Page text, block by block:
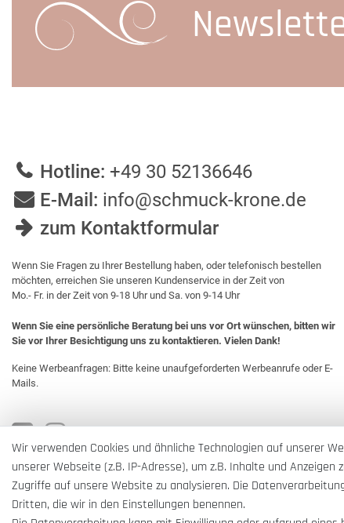
Hotline: +49 30 52136646
E-Mail: info@schmuck-krone.de
zum Kontaktformular
Wenn Sie Fragen zu Ihrer Bestellung haben, oder telefonisch bestellen
möchten, erreichen Sie unseren Kundenservice in der Zeit von
Mo.- Fr. in der Zeit von 9-18 Uhr und Sa. von 9-14 Uhr
Wenn Sie eine persönliche Beratung bei uns vor Ort wünschen, bitten wir
Sie vor Ihrer Besichtigung uns zu kontaktieren. Vielen Dank!
Keine Werbeanfragen: Bitte keine unaufgeforderten Werbeanrufe oder E-
Mails.
Wir verwenden Cookies und ähnliche Technologien auf unserer
unserer Webseite (z.B. IP-Adresse), um z.B. Inhalte und
Zugriffe auf unsere Website zu analysieren. Die
Dritten, die wir in den Einstellungen benennen.